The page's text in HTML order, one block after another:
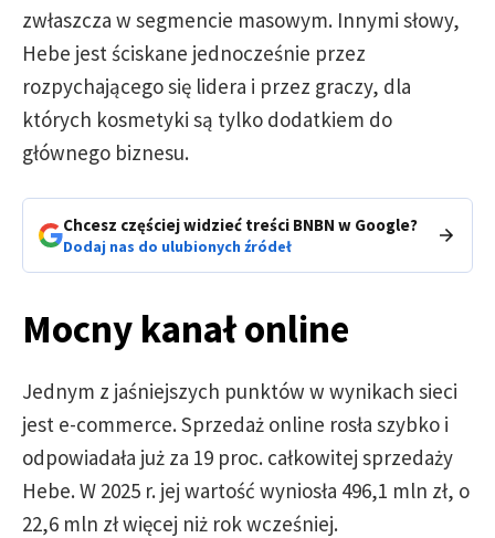
zwłaszcza w segmencie masowym. Innymi słowy,
Hebe jest ściskane jednocześnie przez
rozpychającego się lidera i przez graczy, dla
których kosmetyki są tylko dodatkiem do
głównego biznesu.
Chcesz częściej widzieć treści BNBN w Google?
Dodaj nas do ulubionych źródeł
Mocny kanał online
Jednym z jaśniejszych punktów w wynikach sieci
jest e-commerce. Sprzedaż online rosła szybko i
odpowiadała już za 19 proc. całkowitej sprzedaży
Hebe. W 2025 r. jej wartość wyniosła 496,1 mln zł, o
22,6 mln zł więcej niż rok wcześniej.